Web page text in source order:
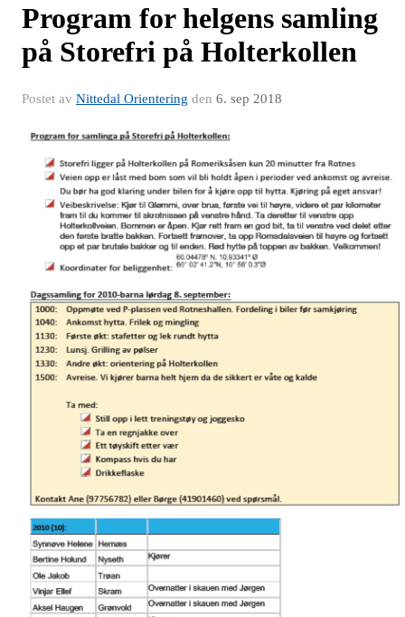
Program for helgens samling
på Storefri på Holterkollen
Postet av Nittedal Orientering den 6. sep 2018